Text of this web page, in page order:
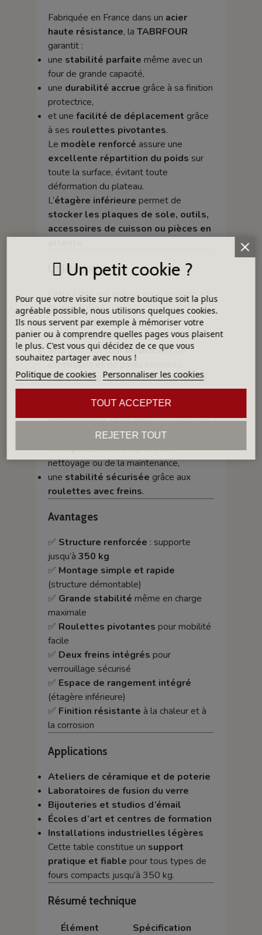
Fabriquée en France dans un acier
haute résistance, la TABRFOUR
garantit :
une stabilité parfaite même avec un
four de grande capacité,
une durabilité accrue grâce à sa finition
protectrice,
et une facilité de déplacement grâce
à ses roulettes pivotantes.
Le modèle renforcé assure une
excellente répartition du poids sur
toute la surface, évitant toute
déformation du plateau.
L’étagère inférieure permet de
stocker les plaques de sole, outils,
accessoires de cuisson ou pièces en
Utilisation
Cette table est prévue pour accueillir en
toute sécurité :
lesfours EKO,
lesfours BENJAMIN,
ainsi que toutfour équivalentde
dimensions et de poids similaires.
Elle s’installe facilement sous le four et
permet :
positionnement à hauteur
ergonomique(850 mm) pour un travail
confortable,
undéplacement aisélors du
nettoyage ou de la maintenance,
une stabilité sécurisée grâce aux
roulettes avec freins.
Avantages
✅ Structure renforcée : supporte
jusqu’à 350 kg
✅ Montage simple et rapide
(structure démontable)
✅ Grande stabilité même en charge
maximale
✅ Roulettes pivotantes pour mobilité
facile
✅ Deux freins intégrés pour
verrouillage sécurisé
✅ Espace de rangement intégré
(étagère inférieure)
✅ Finition résistante à la chaleur et à
la corrosion
Applications
Ateliers de céramique et de poterie
Laboratoires de fusion du verre
Bijouteries et studios d’émail
Écoles d’art et centres de formation
Installations industrielles légères
Cette table constitue un support
pratique et fiable pour tous types de
fours compacts jusqu’à 350 kg.
Résumé technique
Élément Spécification
Un petit cookie ?
Pour que votre visite sur notre boutique soit la plus
agréable possible, nous utilisons quelques cookies.
Ils nous servent par exemple à mémoriser votre
panier ou à comprendre quelles pages vous plaisent
le plus. C'est vous qui décidez de ce que vous
souhaitez partager avec nous !
Politique de cookies Personnaliser les cookies
REJETER TOUT
TOUT ACCEPTER